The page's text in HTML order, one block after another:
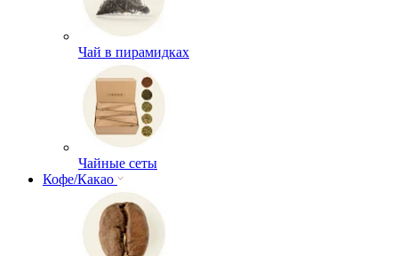
Чай в пирамидках
Чайные сеты
Кофе/Какао